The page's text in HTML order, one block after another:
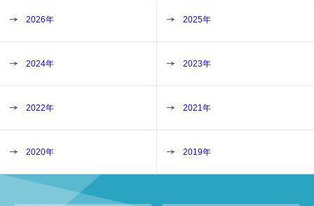
2026年 2025年
2024年 2023年
2022年 2021年
2020年 2019年